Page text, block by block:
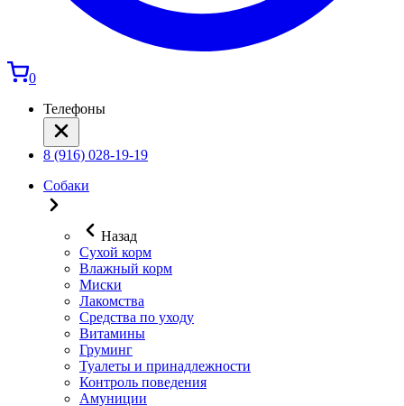
0
Телефоны
8 (916) 028-19-19
Собаки
Назад
Сухой корм
Влажный корм
Миски
Лакомства
Средства по уходу
Витамины
Груминг
Туалеты и принадлежности
Контроль поведения
Амуниции